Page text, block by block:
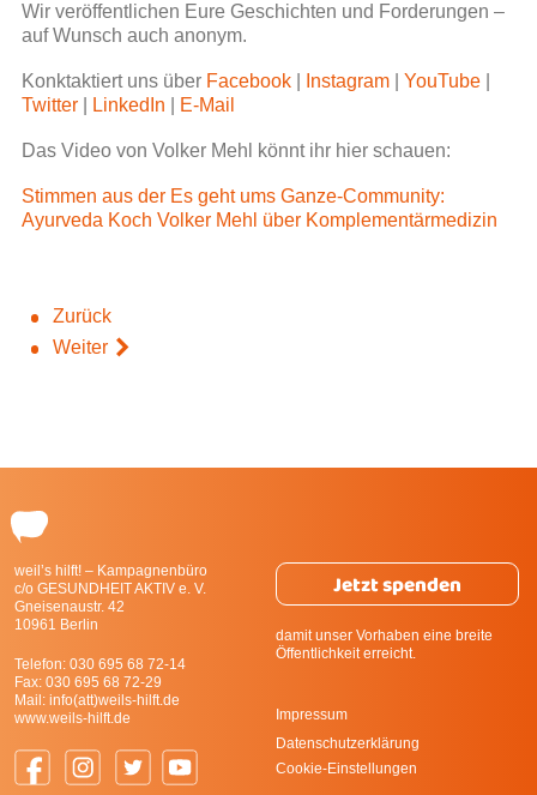
Wir veröffentlichen Eure Geschichten und Forderungen –
auf Wunsch auch anonym.
Konktaktiert uns über Facebook Instagram YouTube
Twitter
LinkedIn E-Mail
Das Video von Volker Mehl könnt ihr hier schauen:
Stimmen aus der Es geht ums Ganze-Community:
Ayurveda Koch Volker Mehl über Komplementärmedizin
Zurück
Weiter
weil’s hilft! – Kampagnenbüro
c/o GESUNDHEIT AKTIV e. V.
Gneisenaustr. 42
10961 Berlin
Telefon: 030 695 68 72-14
Fax: 030 695 68 72-29
Mail: info(att)weils-hilft.de
www.weils-hilft.de
Jetzt spenden
damit unser Vorhaben eine breite
Öffentlichkeit erreicht.
Impressum
Datenschutzerklärung
Cookie-Einstellungen